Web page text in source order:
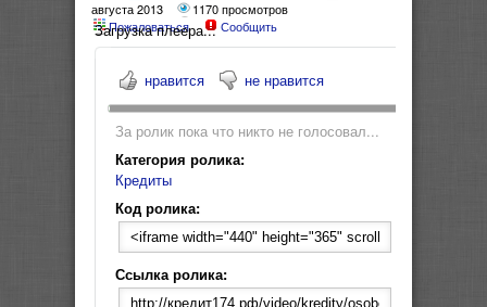
августа 2013
1170 просмотров
Пожаловаться
Сообщить
Загрузка плеера...
нравится не нравится
За ролик пока что никто не голосовал...
Категория ролика:
Кредиты
Код ролика:
Ссылка ролика: